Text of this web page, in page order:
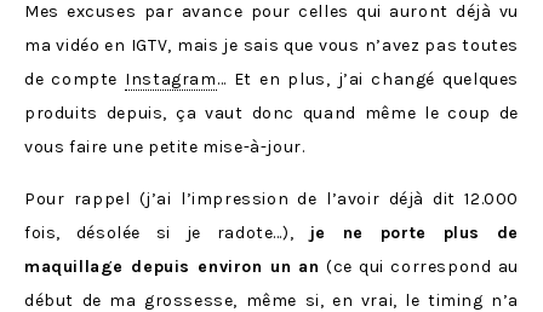
Mes excuses par avance pour celles qui auront déjà vu
ma vidéo en IGTV, mais je sais que vous n’avez pas toutes
de compte Instagram… Et en plus, j’ai changé quelques
produits depuis, ça vaut donc quand même le coup de
vous faire une petite mise-à-jour.
Pour rappel (j’ai l’impression de l’avoir déjà dit 12.000
fois, désolée si je radote…),
je ne porte plus de
maquillage depuis environ un an (ce qui correspond au
début de ma grossesse, même si, en vrai, le timing n’a